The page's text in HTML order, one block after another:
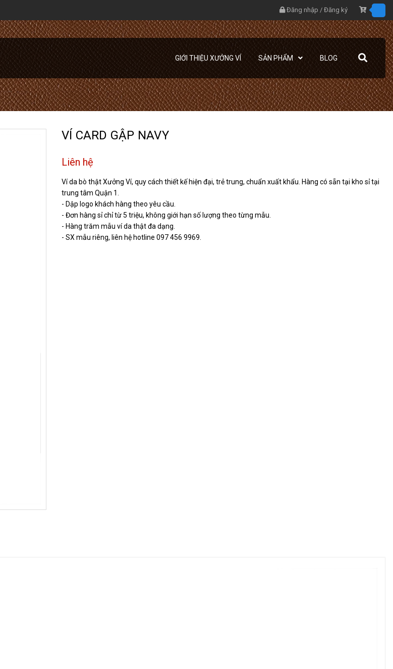
Đăng nhập / Đăng ký
GIỚI THIỆU XƯỞNG VÍ SẢN PHẨM BLOG
VÍ CARD GẬP NAVY
Liên hệ
Ví da bò thật Xưởng Ví, quy cách thiết kế hiện đại, trẻ trung, chuẩn xuất khẩu. Hàng có sẵn tại kho sỉ tại
trung tâm Quận 1.
- Dập logo khách hàng theo yêu cầu.
- Đơn hàng sỉ chỉ từ 5 triệu, không giới hạn số lượng theo từng mẫu.
- Hàng trăm mẫu ví da thật đa dạng.
- SX mẫu riêng, liên hệ hotline 097 456 9969.